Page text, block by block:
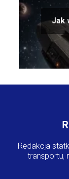
Jak
Redakcja
transportu,